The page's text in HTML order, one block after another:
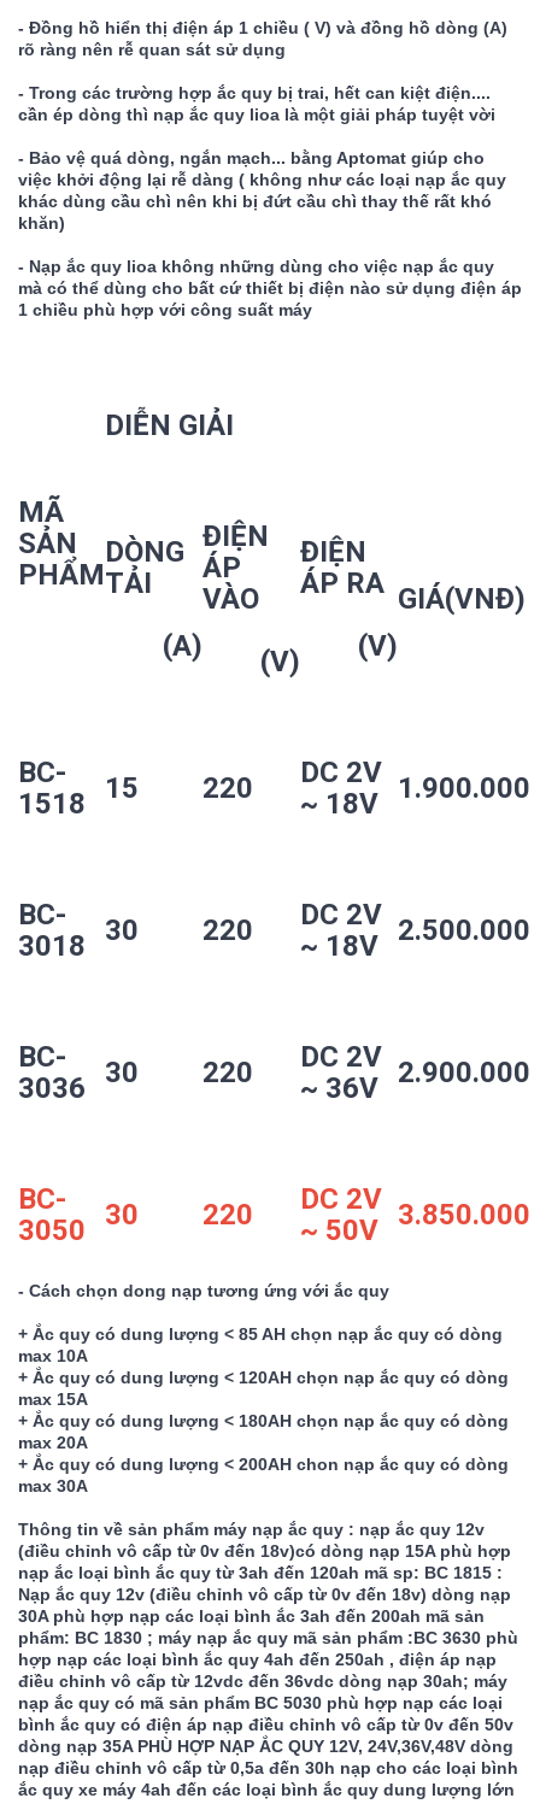
- Đồng hồ hiển thị điện áp 1 chiều ( V) và đồng hồ dòng (A)
rõ ràng nên rễ quan sát sử dụng
- Trong các trường hợp ắc quy bị trai, hết can kiệt điện....
cần ép dòng thì nạp ắc quy lioa là một giải pháp tuyệt vời
- Bảo vệ quá dòng, ngắn mạch... bằng Aptomat giúp cho
việc khởi động lại rễ dàng ( không như các loại nạp ắc quy
khác dùng cầu chì nên khi bị đứt cầu chì thay thế rất khó
khăn)
- Nạp ắc quy lioa không những dùng cho việc nạp ắc quy
mà có thể dùng cho bất cứ thiết bị điện nào sử dụng điện áp
1 chiều phù hợp với công suất máy
MÃ
SẢN
PHẨM
DIỄN GIẢI
DÒNG
TẢI
	(A)
ĐIỆN
ÁP
VÀO
(V)
ĐIỆN
ÁP RA
(V)
GIÁ(VNĐ)
BC-
1518
15 220
DC 2V
~ 18V
1.900.000
BC-
3018
30 220
DC 2V
~ 18V
2.500.000
BC-
3036
30 220
DC 2V
~ 36V
2.900.000
BC-
3050
30 220
DC 2V
~ 50V
3.850.000
- Cách chọn dong nạp tương ứng với ắc quy
+ Ắc quy có dung lượng < 85 AH chọn nạp ắc quy có dòng
max 10A
+ Ắc quy có dung lượng < 120AH chọn nạp ắc quy có dòng
max 15A
+ Ắc quy có dung lượng < 180AH chọn nạp ắc quy có dòng
max 20A
+ Ắc quy có dung lượng < 200AH chon nạp ắc quy có dòng
max 30A
Thông tin về sản phẩm máy nạp ắc quy : nạp ắc quy 12v
(điều chỉnh vô cấp từ 0v đến 18v)có dòng nạp 15A phù hợp
nạp ắc loại bình ắc quy từ 3ah đến 120ah mã sp: BC 1815 :
Nạp ắc quy 12v (điều chỉnh vô cấp từ 0v đến 18v) dòng nạp
30A phù hợp nạp các loại bình ắc 3ah đến 200ah mã sản
phẩm: BC 1830 ; máy nạp ắc quy mã sản phẩm :BC 3630 phù
hợp nạp các loại bình ắc quy 4ah đến 250ah , điện áp nạp
điều chỉnh vô cấp từ 12vdc đến 36vdc dòng nạp 30ah; máy
nạp ắc quy có mã sản phẩm BC 5030 phù hợp nạp các loại
bình ắc quy có điện áp nạp điều chỉnh vô cấp từ 0v đến 50v
dòng nạp 35A PHÙ HỢP NẠP ẮC QUY 12V, 24V,36V,48V dòng
nạp điều chỉnh vô cấp từ 0,5a đến 30h nạp cho các loại bình
ắc quy xe máy 4ah đến các loại bình ắc quy dung lượng lớn